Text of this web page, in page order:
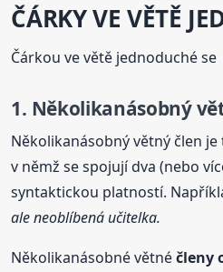
ČÁRKY VE VĚTĚ
Čárkou ve větě jednoduché
1. Několikanásobný
Několikanásobný větný člen je
v němž se spojují dva (nebo
syntaktickou platností.
ale neoblíbená učitelka.
Několikanásobné větnéčleny